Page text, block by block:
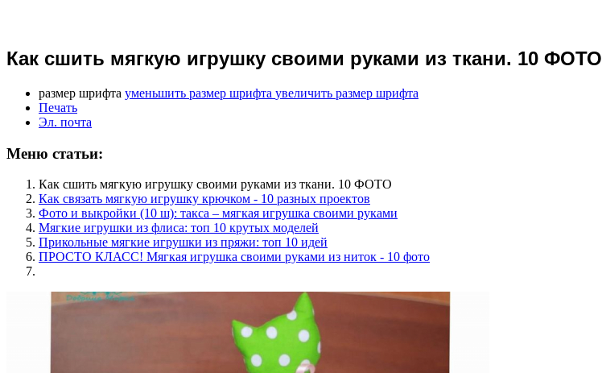
Как сшить мягкую игрушку своими руками из ткани. 10 ФОТО
размер шрифта уменьшить размер шрифта увеличить размер шрифта
Печать
Эл. почта
Меню статьи:
Как сшить мягкую игрушку своими руками из ткани. 10 ФОТО
Как связать мягкую игрушку крючком - 10 разных проектов
Фото и выкройки (10 ш): такса – мягкая игрушка своими руками
Мягкие игрушки из флиса: топ 10 крутых моделей
Прикольные мягкие игрушки из пряжи: топ 10 идей
ПРОСТО КЛАСС! Мягкая игрушка своими руками из ниток - 10 фото